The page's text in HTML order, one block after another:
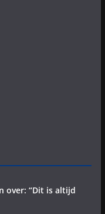
over: “Dit is altijd